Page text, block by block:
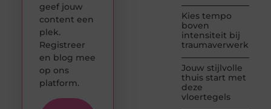
Kies tempo
boven
intensiteit bij
traumaverwerking
Jouw stijlvolle
thuis start met
deze
vloertegels
geef jouw
content een
plek.
Registreer
en blog mee
op ons
platform.